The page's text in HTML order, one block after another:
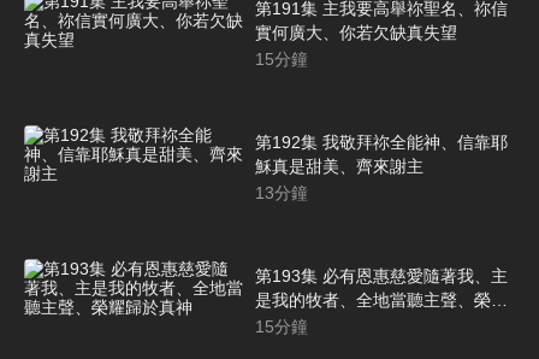
第191集 主我要高舉祢聖名、祢信
實何廣大、你若欠缺真失望
15分鐘
第192集 我敬拜祢全能神、信靠耶
穌真是甜美、齊來謝主
13分鐘
第193集 必有恩惠慈愛隨著我、主
是我的牧者、全地當聽主聲、榮耀
歸於真神
15分鐘